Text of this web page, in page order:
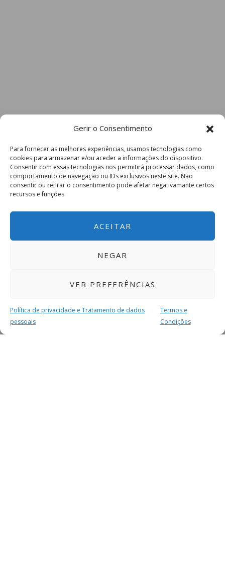
Gerir o Consentimento
Para fornecer as melhores experiências, usamos tecnologias como
cookies para armazenar e/ou aceder a informações do dispositivo.
Consentir com essas tecnologias nos permitirá processar dados, como
comportamento de navegação ou IDs exclusivos neste site. Não
consentir ou retirar o consentimento pode afetar negativamante certos
recursos e funções.
ACEITAR
NEGAR
VER PREFERÊNCIAS
Política de privacidade e Tratamento de dados
pessoais
Termos e
Condições